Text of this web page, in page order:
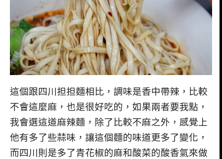
這個跟四川担担麵相比，調味是香中帶辣，比較
不會這麼麻，也是很好吃的，如果兩者要我點，
我會選這道麻辣麵，除了比較不麻之外，感覺上
他有多了些蒜味，讓這個麵的味道更多了變化，
而四川則是多了青花椒的麻和酸菜的酸香氣來做